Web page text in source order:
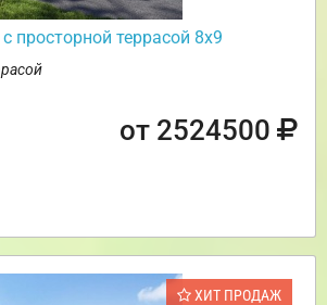
просторной террасой 8х9
от 2524500
ХИТ ПРОДАЖ